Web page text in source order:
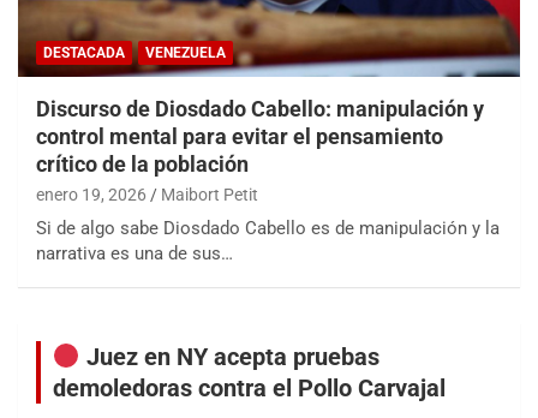
DESTACADA VENEZUELA
Discurso de Diosdado Cabello: manipulación y
control mental para evitar el pensamiento
crítico de la población
enero 19, 2026 Maibort Petit
Si de algo sabe Diosdado Cabello es de manipulación y la
narrativa es una de sus…
Juez en NY acepta pruebas
demoledoras contra el Pollo Carvajal